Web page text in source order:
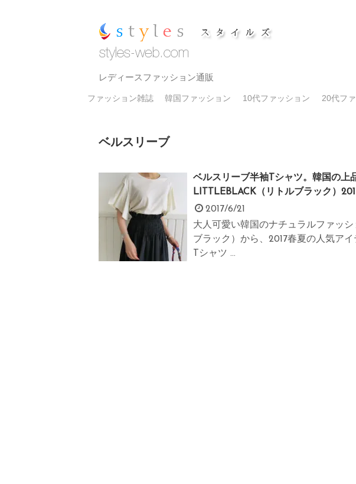
レディースファッション通販
ファッション雑誌 韓国ファッション 10代ファッション 20代フ
ベルスリーブ
ベルスリーブ半袖Tシャツ。韓国の上
LITTLEBLACK（リトルブラック）
2017/6/21
大人可愛い韓国のナチュラルファッ
ブラック）から、2017春夏の人気ア
Tシャツ ...